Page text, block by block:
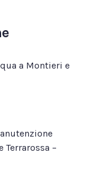
a Montieri e
–